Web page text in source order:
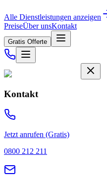
Alle Dienstleistungen anzeigen
PreiseÜber unsKontakt
Gratis Offerte
Kontakt
Jetzt anrufen (Gratis)
0800 212 211